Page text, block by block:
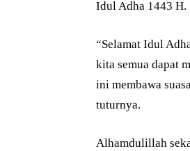
Idul Adha 1443 H.
“Selamat Idul
kita semua dapat
ini membawa
tuturnya.
Alhamdulillah